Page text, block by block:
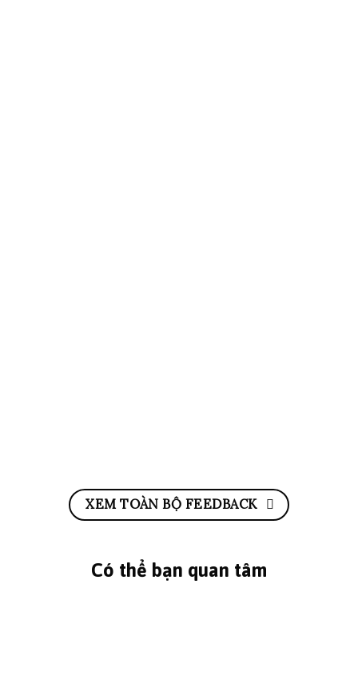
XEM TOÀN BỘ FEEDBACK
Có thể bạn quan tâm